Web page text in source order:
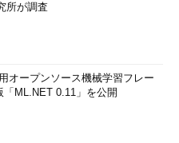
ーバーの設定値については、
ールといったメーラーから接
を指定する。これはメールサ
下表のようなISPのサポート
所が調査
オープンソース機械学習フレー
ML.NET 0.11」を公開